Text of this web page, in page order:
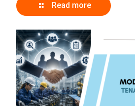
Read more